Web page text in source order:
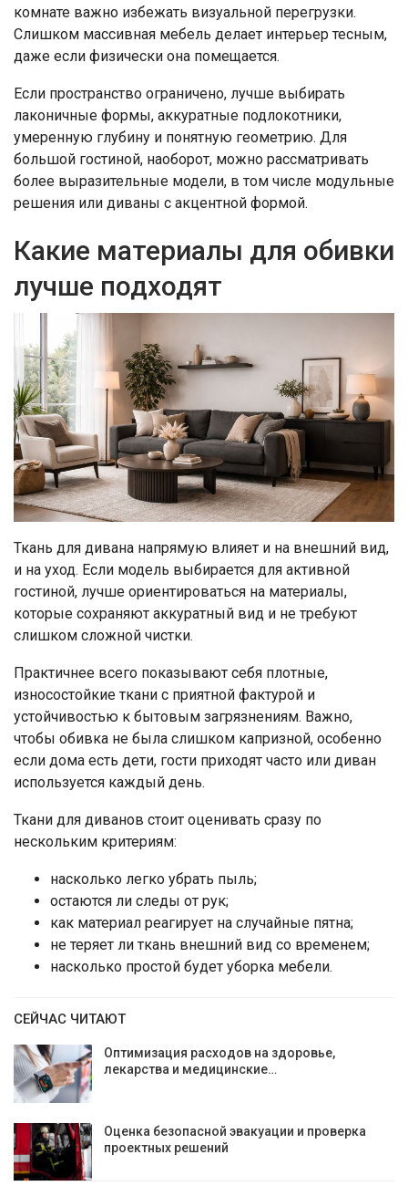
комнате важно избежать визуальной перегрузки.
Слишком массивная мебель делает интерьер тесным,
даже если физически она помещается.
Если пространство ограничено, лучше выбирать
лаконичные формы, аккуратные подлокотники,
умеренную глубину и понятную геометрию. Для
большой гостиной, наоборот, можно рассматривать
более выразительные модели, в том числе модульные
решения или диваны с акцентной формой.
Какие материалы для обивки
лучше подходят
Ткань для дивана напрямую влияет и на внешний вид,
и на уход. Если модель выбирается для активной
гостиной, лучше ориентироваться на материалы,
которые сохраняют аккуратный вид и не требуют
слишком сложной чистки.
Практичнее всего показывают себя плотные,
износостойкие ткани с приятной фактурой и
устойчивостью к бытовым загрязнениям. Важно,
чтобы обивка не была слишком капризной, особенно
если дома есть дети, гости приходят часто или диван
используется каждый день.
Ткани для диванов стоит оценивать сразу по
нескольким критериям:
насколько легко убрать пыль;
остаются ли следы от рук;
как материал реагирует на случайные пятна;
не теряет ли ткань внешний вид со временем;
насколько простой будет уборка мебели.
СЕЙЧАС ЧИТАЮТ
Оптимизация расходов на здоровье,
лекарства и медицинские…
Оценка безопасной эвакуации и проверка
проектных решений